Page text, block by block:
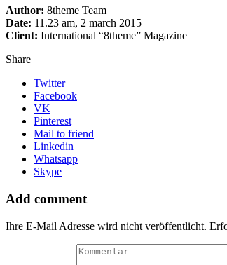
Author: 8theme Team
Date: 11.23 am, 2 march 2015
Client: International “8theme” Magazine
Share
Twitter
Facebook
VK
Pinterest
Mail to friend
Linkedin
Whatsapp
Skype
Add comment
Ihre E-Mail Adresse wird nicht veröffentlicht.